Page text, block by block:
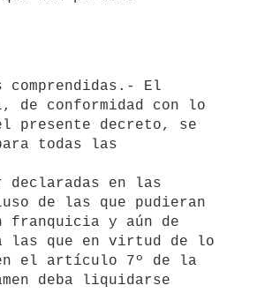
de conformidad con lo
presente decreto, se
todas las
declaradas en las
de las que pudieran
franquicia y aún de
las que en virtud de lo
el artículo 7º de la
deba liquidarse